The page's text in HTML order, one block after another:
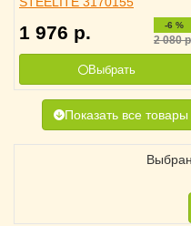
1 976 р. -6 %
2 080
Выбрать
Показать все